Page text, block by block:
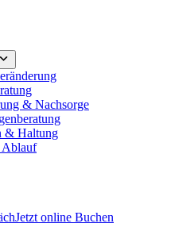
& Nachsorge
& Haltung
Jetzt online Buchen